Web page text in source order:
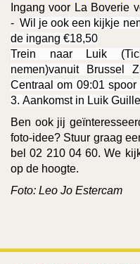
Ingang voor La Boverie
-Wil je ook een kijkje
de ingang €18,50
Trein naar Luik
nemen)vanuit Brussel
Centraal om 09:01
3. Aankomst in Luik
Ben ook jij
foto-idee? Stuur graag
bel 02 210 04 60. We
op de hoogte.
Foto: Leo Jo Estercam